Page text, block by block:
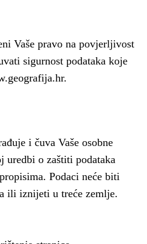
Vaše pravo na povjerljivost
sigurnost podataka koje
i čuva Vaše osobne
uredbi o zaštiti podataka
Podaci neće biti
ili iznijeti u treće zemlje.